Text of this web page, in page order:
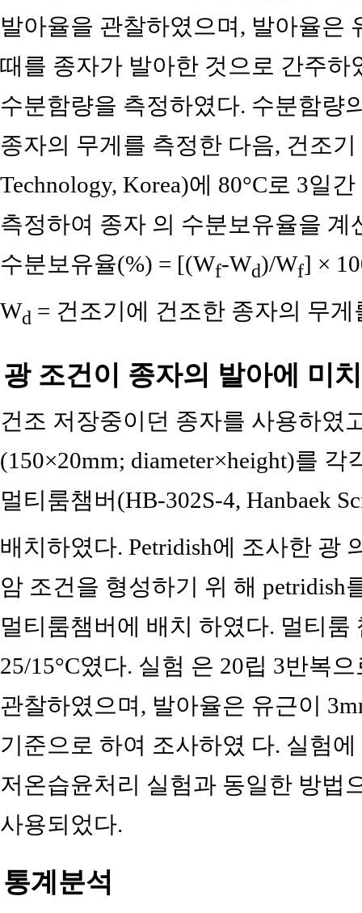
발아율을 관찰하였으며, 발아율은
때를 종자가 발아한 것으로 간주하
수분함량을 측정하였다. 수분함량
종자의 무게를 측정한 다음, 건조
Technology, Korea)에 80°C로 3일
측정하여 종자 의 수분보유율을 계
수분보유율(%) = [(Wf-Wd)/Wf] ×
Wd = 건조기에 건조한 종자의 무게
광 조건이 종자의 발아에 미
건조 저장중이던 종자를 사용하였
(150×20mm; diameter×height)를
멀티룸챔버(HB-302S-4, Hanbaek
배치하였다. Petridish에 조사한 광
암 조건을 형성하기 위 해 petridish
멀티룸챔버에 배치 하였다. 멀티룸
25/15°C였다. 실험 은 20립 3반복
관찰하였으며, 발아율은 유근이
기준으로 하여 조사하였 다. 실험
저온습윤처리 실험과 동일한 방법
사용되었다.
통계분석